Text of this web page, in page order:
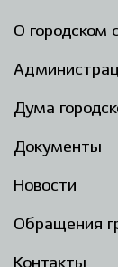
О городском
Дума
Документы
Новости
Обращения
Контакты